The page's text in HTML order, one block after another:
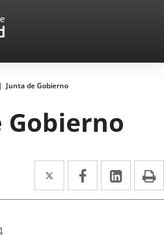
Junta de Gobierno
Gobierno
Twitter
Enlace
a
Facebook
Enlace
a
Enlace
a